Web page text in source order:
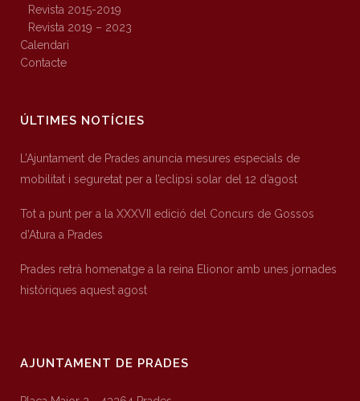
Revista 2015-2019
Revista 2019 – 2023
Calendari
Contacte
ÚLTIMES NOTÍCIES
L’Ajuntament de Prades anuncia mesures especials de
mobilitat i seguretat per a l’eclipsi solar del 12 d’agost
Tot a punt per a la XXXVII edició del Concurs de Gossos
d’Atura a Prades
Prades retrà homenatge a la reina Elionor amb unes jornades
històriques aquest agost
AJUNTAMENT DE PRADES